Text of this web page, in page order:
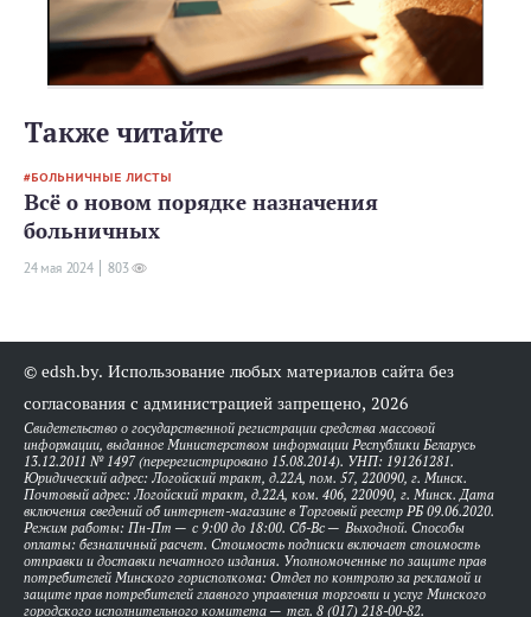
Также читайте
БОЛЬНИЧНЫЕ ЛИСТЫ
Всё о новом порядке назначения
больничных
24 мая 2024 803
© edsh.by. Использование любых материалов сайта без
согласования с администрацией запрещено, 2026
Свидетельство о государственной регистрации средства массовой
информации, выданное Министерством информации Республики Беларусь
13.12.2011 № 1497 (перерегистрировано 15.08.2014). УНП: 191261281.
Юридический адрес: Логойский тракт, д.22А, пом. 57, 220090, г. Минск.
Почтовый адрес: Логойский тракт, д.22А, ком. 406, 220090, г. Минск. Дата
включения сведений об интернет-магазине в Торговый реестр РБ 09.06.2020.
Режим работы: Пн-Пт — с 9:00 до 18:00. Сб-Вс — Выходной. Способы
оплаты: безналичный расчет. Стоимость подписки включает стоимость
отправки и доставки печатного издания. Уполномоченные по защите прав
потребителей Минского горисполкома: Отдел по контролю за рекламой и
защите прав потребителей главного управления торговли и услуг Минского
городского исполнительного комитета — тел. 8 (017) 218-00-82.